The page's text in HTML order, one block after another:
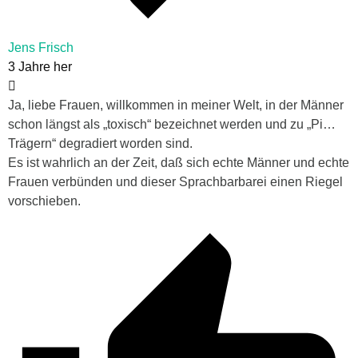
Jens Frisch
3 Jahre her
Ja, liebe Frauen, willkommen in meiner Welt, in der Männer
schon längst als „toxisch“ bezeichnet werden und zu „Pi…
Trägern“ degradiert worden sind.
Es ist wahrlich an der Zeit, daß sich echte Männer und echte
Frauen verbünden und dieser Sprachbarbarei einen Riegel
vorschieben.